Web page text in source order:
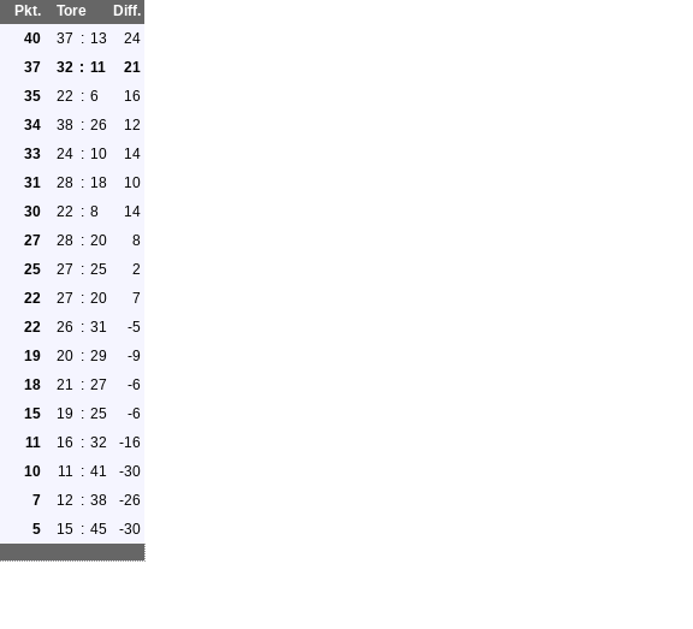
Pkt. Tore
Diff.
40 37 : 13
24
37 32 : 11
21
35 22 : 6
16
34 38 : 26
12
33 24 : 10
14
31 28 : 18
10
30 22 : 8
14
27 28 : 20
8
25 27 : 25
2
22 27 : 20
7
22 26 : 31
-5
19 20 : 29
-9
18 21 : 27
-6
15 19 : 25
-6
11 16 : 32
-16
10 11 : 41
-30
7 12 : 38
-26
5 15 : 45 -30